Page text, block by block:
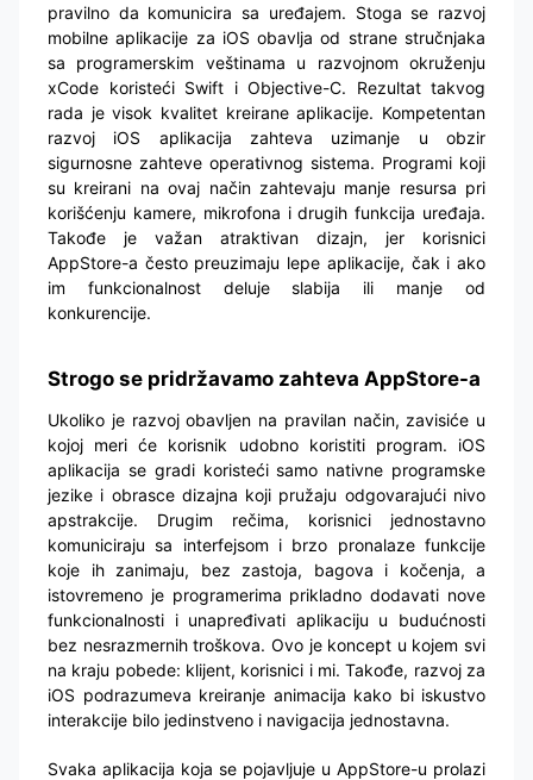
pravilno da komunicira sa uređajem. Stoga se razvoj
mobilne aplikacije za iOS obavlja od strane stručnjaka
sa programerskim veštinama u razvojnom okruženju
xCode koristeći Swift i Objective-C. Rezultat takvog
rada je visok kvalitet kreirane aplikacije. Kompetentan
razvoj iOS aplikacija zahteva uzimanje u obzir
sigurnosne zahteve operativnog sistema. Programi koji
su kreirani na ovaj način zahtevaju manje resursa pri
korišćenju kamere, mikrofona i drugih funkcija uređaja.
Takođe je važan atraktivan dizajn, jer korisnici
AppStore-a često preuzimaju lepe aplikacije, čak i ako
im funkcionalnost deluje slabija ili manje od
konkurencije.
Strogo se pridržavamo zahteva AppStore-a
Ukoliko je razvoj obavljen na pravilan način, zavisiće u
kojoj meri će korisnik udobno koristiti program. iOS
aplikacija se gradi koristeći samo nativne programske
jezike i obrasce dizajna koji pružaju odgovarajući nivo
apstrakcije. Drugim rečima, korisnici jednostavno
komuniciraju sa interfejsom i brzo pronalaze funkcije
koje ih zanimaju, bez zastoja, bagova i kočenja, a
istovremeno je programerima prikladno dodavati nove
funkcionalnosti i unapređivati aplikaciju u budućnosti
bez nesrazmernih troškova. Ovo je koncept u kojem svi
na kraju pobede: klijent, korisnici i mi. Takođe, razvoj za
iOS podrazumeva kreiranje animacija kako bi iskustvo
interakcije bilo jedinstveno i navigacija jednostavna.
Svaka aplikacija koja se pojavljuje u AppStore-u prolazi